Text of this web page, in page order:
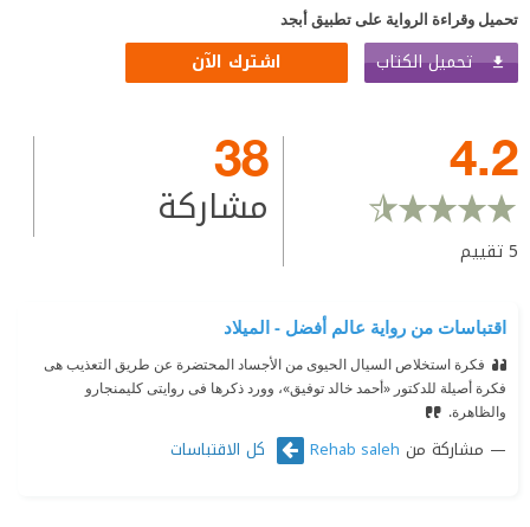
تحميل وقراءة الرواية على تطبيق أبجد
تحميل الكتاب اشترك الآن
4.2
5تقييم
38
مشاركة
اقتباسات من رواية عالم أفضل - الميلاد
فكرة استخلاص السيال الحيوى من الأجساد المحتضرة عن طريق التعذيب هى
فكرة أصيلة للدكتور «أحمد خالد توفيق»، وورد ذكرها فى روايتى كليمنجارو
والظاهرة.‏
مشاركة من Rehab saleh كل الاقتباسات